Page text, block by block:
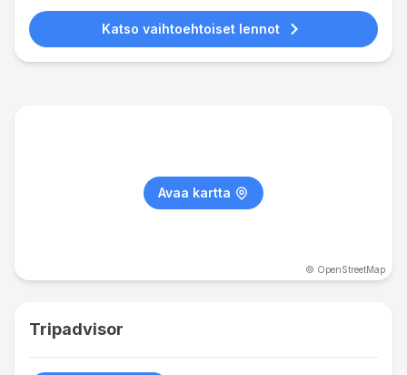
Katso vaihtoehtoiset lennot
Avaa kartta
© OpenStreetMap
Tripadvisor